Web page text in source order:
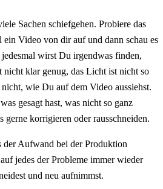
Sachen schiefgehen. Probiere das
Video von dir auf und dann schau es
wirst Du irgendwas finden,
nicht klar genug, das Licht ist nicht so
wie Du auf dem Video aussiehst.
gesagt hast, was nicht so ganz
gerne korrigieren oder rausschneiden.
der Aufwand bei der Produktion
jedes der Probleme immer wieder
und neu aufnimmst.